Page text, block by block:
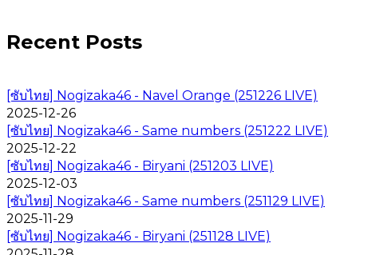
Recent Posts
[ซับไทย] Nogizaka46 - Navel Orange (251226 LIVE)
2025-12-26
[ซับไทย] Nogizaka46 - Same numbers (251222 LIVE)
2025-12-22
[ซับไทย] Nogizaka46 - Biryani (251203 LIVE)
2025-12-03
[ซับไทย] Nogizaka46 - Same numbers (251129 LIVE)
2025-11-29
[ซับไทย] Nogizaka46 - Biryani (251128 LIVE)